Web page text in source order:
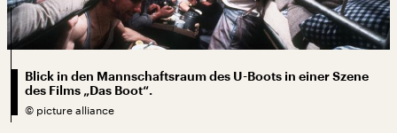
Blick in den Mannschaftsraum des U-Boots in einer Szene
des Films „Das Boot“.
© picture alliance